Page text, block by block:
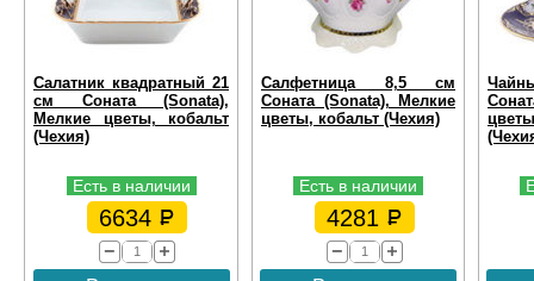
Салатник квадратный 21
см Соната (Sonata),
Мелкие цветы, кобальт
(Чехия)
Есть в наличии
6634
Салфетница 8,5 см
Соната (Sonata), Мелкие
цветы, кобальт (Чехия)
Есть в наличии
4281